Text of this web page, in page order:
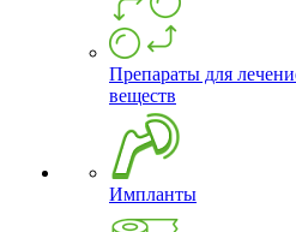
Препараты для
веществ
Импланты